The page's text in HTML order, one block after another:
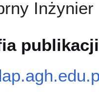
publikacji